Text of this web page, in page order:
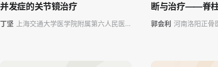
并发症的关节镜治疗
丁坚
上海交通大学医学院附属第六人民医
断与治疗——脊
郭会利 河南洛阳正骨